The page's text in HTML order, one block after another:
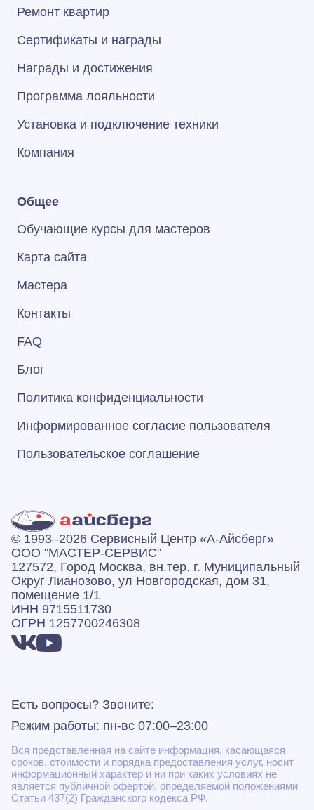
Ремонт квартир
Сертификаты и награды
Награды и достижения
Программа лояльности
Установка и подключение техники
Компания
Общее
Обучающие курсы для мастеров
Карта сайта
Мастера
Контакты
FAQ
Блог
Политика конфиденциальности
Информированное согласие пользователя
Пользовательское соглашение
© 1993–2026 Сервисный Центр «А‑Айсберг»
ООО "МАСТЕР-СЕРВИС"
127572, Город Москва, вн.тер. г. Муниципальный
Округ Лианозово, ул Новгородская, дом 31,
помещение 1/1
ИНН 9715511730
ОГРН 1257700246308
Есть вопросы? Звоните:
Режим работы: пн-вс 07:00–23:00
Вся представленная на сайте информация, касающаяся
сроков, стоимости и порядка предоставления услуг, носит
информационный характер и ни при каких условиях не
является публичной офертой, определяемой положениями
Статьи 437(2) Гражданского кодекса РФ.